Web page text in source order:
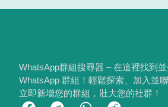
WhatsApp群組搜尋器 – 在這裡找到
WhatsApp 群組！輕鬆探索、加入並
立即新增您的群組，壯大您的社群！